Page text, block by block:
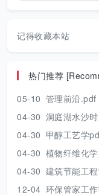
记得收藏本站
热门推荐
05-10 管理前沿.pdf
04-30 洞庭湖水沙时空演
04-30 甲醇工艺学
04-30 植物纤维化
04-30 建筑节能工程
12-04 环保管家工